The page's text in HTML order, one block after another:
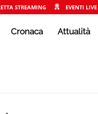
STREAMING EVENTI LIVE
Cronaca Attualità